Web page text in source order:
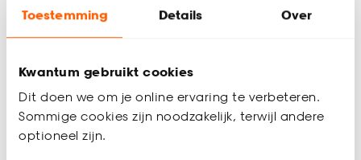
Toestemming Details Over
Kwantum gebruikt cookies
Dit doen we om je online ervaring te verbeteren.
Sommige cookies zijn noodzakelijk, terwijl andere
optioneel zijn.
van aardewerk heeft een inhoud van 200 ml en is voorzien
van een handig oor. Met zijn retro uitstraling past deze
koffiemok perfect in elk interieur. Combineer hem met de
complete look. Ideaal voor jouw favoriete dranken!
Serie: Bumper
Gemaakt van aardewerk
Met oor
Productspecificaties